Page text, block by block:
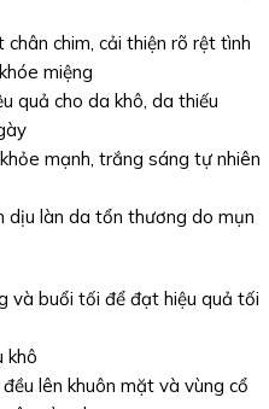
chim, cải thiện rõ rệt tình
miệng
quả cho da khô, da thiếu
mạnh, trắng sáng tự nhiên
dịu làn da tổn thương do mụn
và buổi tối để đạt hiệu quả tối
khô
lên khuôn mặt và vùng cổ